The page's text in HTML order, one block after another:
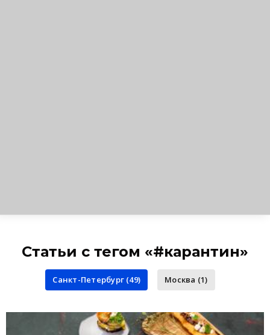
Статьи с тегом «#карантин»
Санкт-Петербург (49) Москва (1)